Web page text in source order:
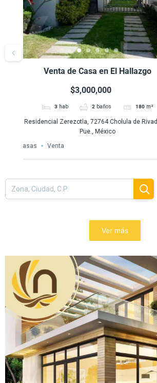
Venta de Casa en El Hallazgo,
$3,000,000
hab 2 baños
Residencial Zerezotla, 72764 Cholula de
Pue., México
Casas
Ver más